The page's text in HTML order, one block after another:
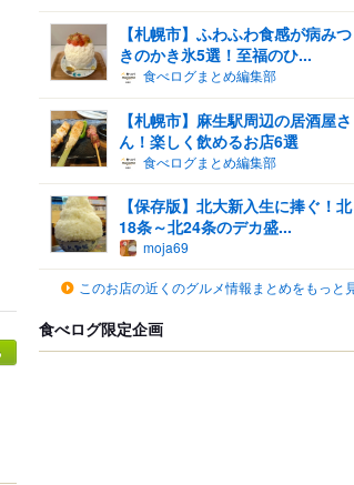
【札幌市】ふわふわ食感が病みつ
きのかき氷5選！至福のひ...
食べログまとめ編集部
【札幌市】麻生駅周辺の居酒屋さ
ん！楽しく飲めるお店6選
食べログまとめ編集部
【保存版】北大新入生に捧ぐ！北
18条～北24条のデカ盛...
moja69
このお店の近くのグルメ情報まとめをもっと
食べログ限定企画